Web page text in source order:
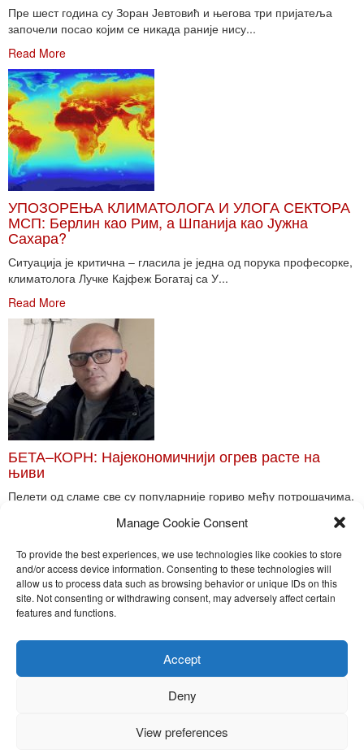
Manage Cookie Consent
To provide the best experiences, we use technologies like cookies to store
and/or access device information. Consenting to these technologies will
allow us to process data such as browsing behavior or unique IDs on this
site. Not consenting or withdrawing consent, may adversely affect certain
features and functions.
Accept
Deny
View preferences
Пре шест година су Зоран Јевтовић и његова три пријатеља
започели посао којим се никада раније нису...
Read More
УПОЗОРЕЊА КЛИМАТОЛОГА И УЛОГА СЕКТОРА
МСП: Берлин као Рим, а Шпанија као Јужна
Сахара?
Ситуација је критична – гласила је једна од порука професорке,
климатолога Лучке Кајфеж Богатај са У...
Read More
БЕТА–КОРН: Најекономичнији огрев расте на
њиви
Пелети од сламе све су популарније гориво међу потрошачима.
Toggle
Nira Press d.o.o.
Sadržaj ovog sajta je zakonom zaštićena intelektualna svojina
kopiranje, objavljivanje celine ili delova bilo kog proizvoda NiraPress